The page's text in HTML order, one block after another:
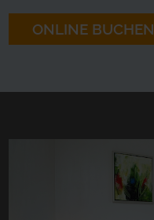
ONLINE BUCHEN